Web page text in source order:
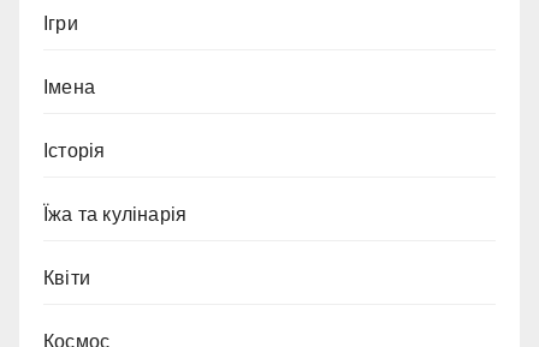
Ігри
Імена
Історія
Їжа та кулінарія
Квіти
Космос